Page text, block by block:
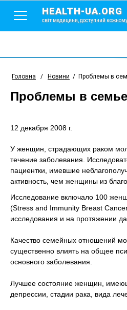
HEALTH-UA.ORG
світ медицини, доступний
Головна / Новини / Проблемы в
Проблемы в
12 декабря 2008 г.
У женщин, страдающих раком
течение заболевания.
пациентки, имевшие
активность, чем женщины из
Исследование включало 100
(Stress and Immunity Breast
исследования и на протяжении
Качество семейных отношений
существенно влиять на общее
основного заболевания.
Лучшее состояние женщин,
депрессии, стадии рака, вида